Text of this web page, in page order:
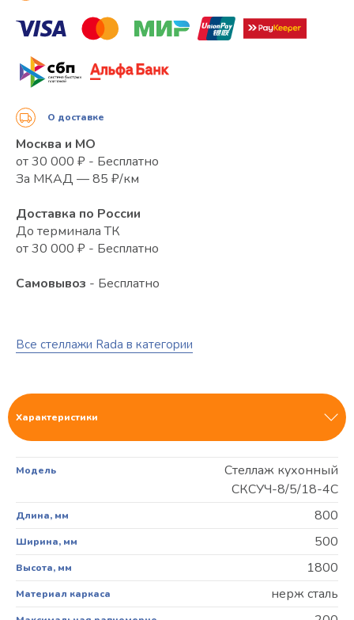
Все стеллажи Rada в категории
О доставке
Москва и МО
от 30 000 ₽ - Бесплатно
За МКАД — 85 ₽/км
Доставка по России
До терминала ТК
от 30 000 ₽ - Бесплатно
Самовывоз - Бесплатно
Характеристики
Модель
Стеллаж кухонный
СКСУЧ-8/5/18-4С
Длина, мм 800
Ширина, мм 500
Высота, мм 1800
Материал каркаса нерж сталь